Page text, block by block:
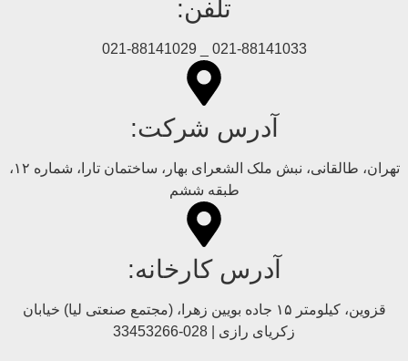
تلفن:
021-88141033 _ 021-88141029
آدرس شرکت:
تهران، طالقانی، نبش ملک الشعرای بهار، ساختمان تارا، شماره ۱۲،
طبقه ششم
آدرس کارخانه:
قزوین، کیلومتر ۱۵ جاده بويین زهرا، (مجتمع صنعتی لیا) خیابان
زکریای رازی | 028-33453266